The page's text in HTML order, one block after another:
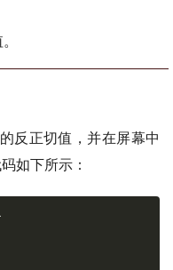
反正切值，并在屏幕中
如下所示：